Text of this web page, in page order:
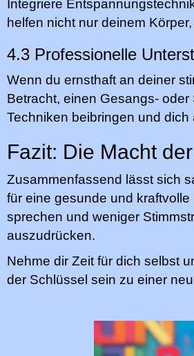
Integriere
helfen nicht nur deinem
4.3 Professionelle
Wenn du ernsthaft an deiner
Betracht, einen Gesangs-
Techniken beibringen und
Fazit: Die Macht
Zusammenfassend lässt sich
für eine gesunde und
sprechen und weniger
auszudrücken.
Nehme dir Zeit für dich selbst
der Schlüssel sein zu einer